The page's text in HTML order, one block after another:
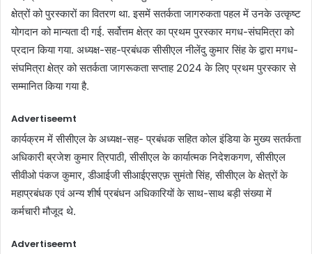
क्षेत्रों को पुरस्कारों का वितरण था. इसमें सतर्कता जागरुकता पहल में उनके उत्कृष्ट
योगदान को मान्यता दी गई. सर्वोत्तम क्षेत्र का प्रथम पुरस्कार मगध-संघमित्रा को
प्रदान किया गया. अध्यक्ष-सह-प्रबंधक सीसीएल नीलेंदु कुमार सिंह के द्वारा मगध-
संघमित्रा क्षेत्र को सतर्कता जागरूकता सप्ताह 2024 के लिए प्रथम पुरस्कार से
सम्मानित किया गया है.
Advertiseemt
कार्यक्रम में सीसीएल के अध्यक्ष-सह- प्रबंधक सहित कोल इंडिया के मुख्य सतर्कता
अधिकारी ब्रजेश कुमार त्रिपाठी, सीसीएल के कार्यात्मक निदेशकगण, सीसीएल
सीवीओ पंकज कुमार, डीआईजी सीआईएसएफ़ सुमंतो सिंह, सीसीएल के क्षेत्रों के
महाप्रबंधक एवं अन्य शीर्ष प्रबंधन अधिकारियों के साथ-साथ बड़ी संख्‍या में
कर्मचारी मौजूद थे.
Advertiseemt